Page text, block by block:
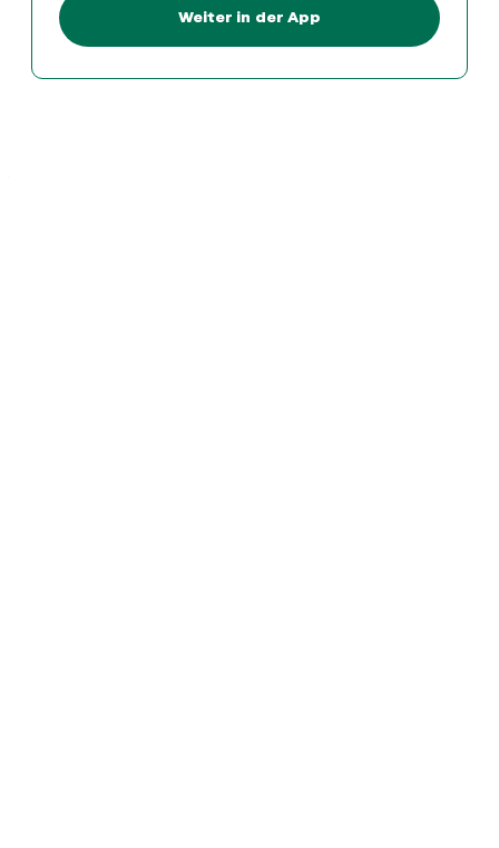
Weiter in der App